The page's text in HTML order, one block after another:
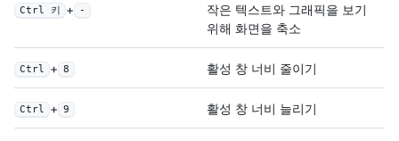
Ctrl 키 + -
작은 텍스트와 그래픽을 보기
위해 화면을 축소
Ctrl + 8 활성 창 너비 줄이기
Ctrl + 9 활성 창 너비 늘리기